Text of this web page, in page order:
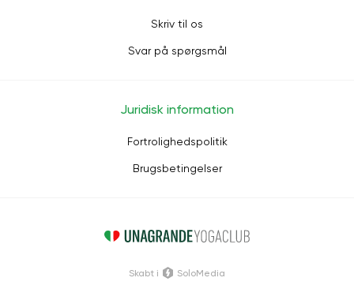
Skriv til os
Svar på spørgsmål
Juridisk information
Fortrolighedspolitik
Brugsbetingelser
Skabt i SoloMedia